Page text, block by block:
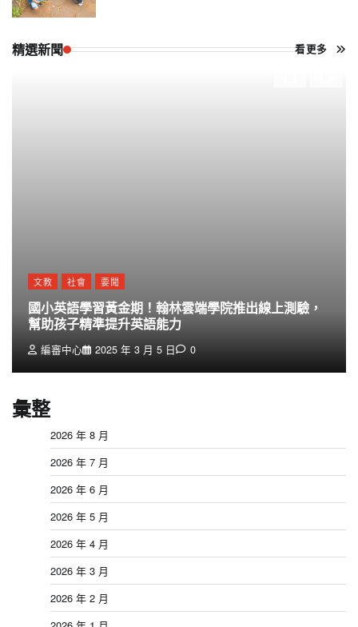
精選新聞 看更多
文教 社會 要聞
國小英語學習黃金期！翰林雲端學院推出線上測驗，
幫助孩子精準提升英語能力
編審中心 2025 年 3 月 5 日 0
彙整
2026 年 8 月
2026 年 7 月
2026 年 6 月
2026 年 5 月
2026 年 4 月
2026 年 3 月
2026 年 2 月